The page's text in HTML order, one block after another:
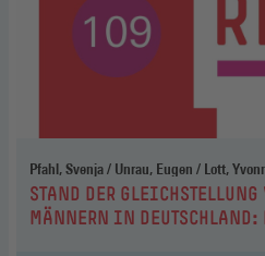
Pfahl, Svenja / Unrau, Eugen / Lott,
:STAND DER
MÄNNERN IN DEUTSCHLAND: